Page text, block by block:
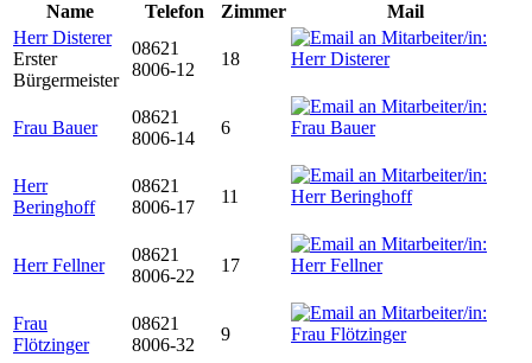
Name
Telefon Zimmer
Mail
Herr Disterer
Erster
Bürgermeister
08621
8006-12
18
Frau Bauer
08621
8006-14
6
Herr
Beringhoff
08621
8006-17
11
Herr Fellner
08621
8006-22
17
Frau
Flötzinger
08621
8006-32
9